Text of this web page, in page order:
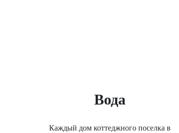
Вода
Каждый дом коттеджного поселка в